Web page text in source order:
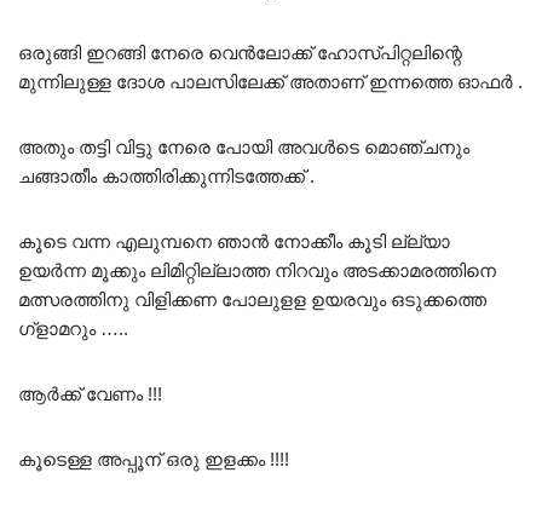
ഒരുങ്ങി ഇറങ്ങി നേരെ വെൻലോക്ക് ഹോസ്പിറ്റലിന്റെ
മുന്നിലുള്ള ദോശ പാലസിലേക്ക് അതാണ് ഇന്നത്തെ ഓഫർ .
അതും തട്ടി വിട്ടു നേരെ പോയി അവൾടെ മൊഞ്ചനും
ചങ്ങാതീം കാത്തിരിക്കുന്നിടത്തേക്ക് .
കൂടെ വന്ന എലുമ്പനെ ഞാൻ നോക്കീം കൂടി ല്ല്യാ
ഉയർന്ന മൂക്കും ലിമിറ്റില്ലാത്ത നിറവും അടക്കാമരത്തിനെ
മത്സരത്തിനു വിളിക്കണ പോലുളള ഉയരവും ഒടുക്കത്തെ
ഗ്ളാമറും …..
ആർക്ക് വേണം !!!
കൂടെള്ള അപ്പൂന് ഒരു ഇളക്കം !!!!